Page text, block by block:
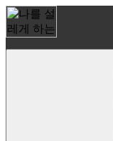
Skip
to
content